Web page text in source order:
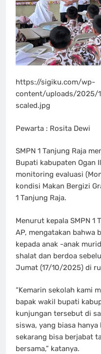
https://sigiku.com/wp-
content/uploads/2025/
scaled.jpg
Pewarta : Rosita Dewi
SMPN 1 Tanjung Raja
Bupati kabupaten Ogan
monitoring evaluasi
kondisi Makan Bergizi
1 Tanjung Raja.
Menurut kepala SMPN 1
AP, mengatakan bahwa
kepada anak -anak
shalat dan berdoa
Jumat (17/10/2025) di
“Kemarin sekolah kami
bapak wakil bupati
kunjungan tersebut di
siswa, yang biasa
sekarang bisa berjabat
bersama,” katanya.